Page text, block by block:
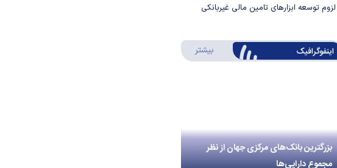
لزوم توسعه ابزارهای تامین مالی غیربانکی
اینفوگرافیک بیشتر درباره اینفوگرافیک
بزرگترین بانک‌های مرکزی جهان از نظر
مجموع دارایی‌ها